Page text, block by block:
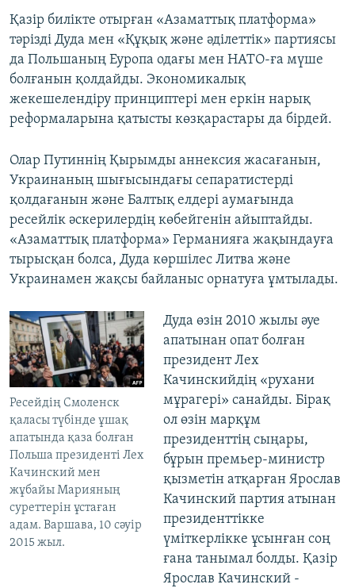
Қазір билікте отырған «Азаматтық платформа»
тәрізді Дуда мен «Құқық және әділеттік» партиясы
да Польшаның Еуропа одағы мен НАТО-ға мүше
болғанын қолдайды. Экономикалық
жекешелендіру принциптері мен еркін нарық
реформаларына қатысты көзқарастары да бірдей.
Олар Путиннің Қырымды аннексия жасағанын,
Украинаның шығысындағы сепаратистерді
қолдағанын және Балтық елдері аумағында
ресейлік әскерилердің көбейгенін айыптайды.
«Азаматтық платформа» Германияға жақындауға
тырысқан болса, Дуда көршілес Литва және
Украинамен жақсы байланыс орнатуға ұмтылады.
Ресейдің Смоленск
қаласы түбінде ұшақ
апатында қаза болған
Польша президенті Лех
Качинский мен
жұбайы Марияның
суреттерін ұстаған
адам. Варшава, 10 сәуір
2015 жыл.
Дуда өзін 2010 жылы әуе
апатынан опат болған
президент Лех
Качинскийдің «рухани
мұрагері» санайды. Бірақ
ол өзін марқұм
президенттің сыңары,
бұрын премьер-министр
қызметін атқарған Ярослав
Качинский партия атынан
президенттікке
үміткерлікке ұсынған соң
ғана танымал болды. Қазір
Ярослав Качинский -